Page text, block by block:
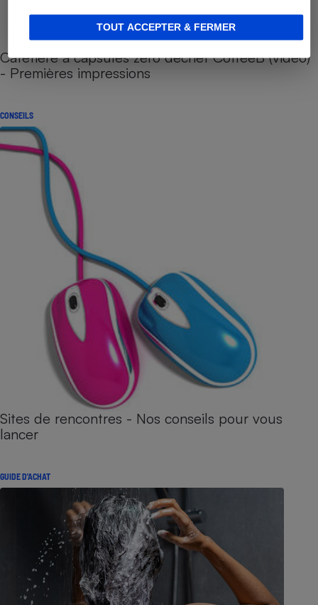
TOUT ACCEPTER & FERMER
Cafetière à capsules zéro déchet CoffeeB (vidéo)
- Premières impressions
CONSEILS
Sites de rencontres - Nos conseils pour vous
lancer
GUIDE D'ACHAT